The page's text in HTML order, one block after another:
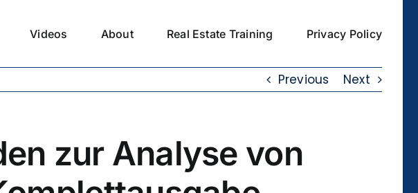
Videos About Real Estate Training Privacy Policy
Previous Next
zur Analyse von